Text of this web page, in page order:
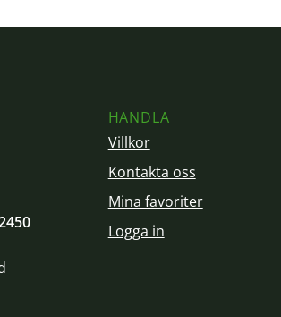
HANDLA
Villkor
Kontakta oss
Mina favoriter
Logga in